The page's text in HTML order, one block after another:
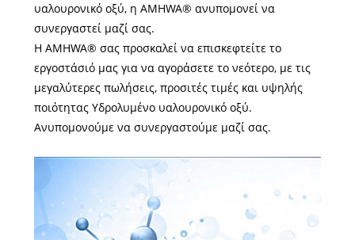
υαλουρονικό οξύ, η AMHWA® ανυπομονεί να
συνεργαστεί μαζί σας.
Η AMHWA® σας προσκαλεί να επισκεφτείτε το
εργοστάσιό μας για να αγοράσετε το νεότερο, με τις
μεγαλύτερες πωλήσεις, προσιτές τιμές και υψηλής
ποιότητας Υδρολυμένο υαλουρονικό οξύ.
Ανυπομονούμε να συνεργαστούμε μαζί σας.